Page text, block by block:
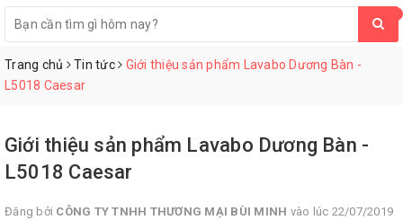
Trang chủ Tin tức
Giới thiệu sản phẩm Lavabo Dương Bàn -
L5018 Caesar
Giới thiệu sản phẩm Lavabo Dương Bàn -
L5018 Caesar
Đăng bởi CÔNG TY TNHH THƯƠNG MẠI BÙI MINH vào lúc 22/07/2019